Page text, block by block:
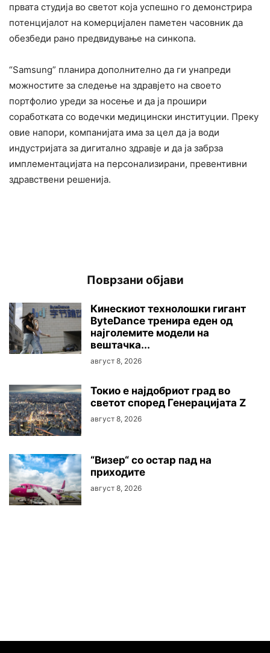
првата студија во светот која успешно го демонстрира
потенцијалот на комерцијален паметен часовник да
обезбеди рано предвидување на синкопа.
“Samsung” планира дополнително да ги унапреди
можностите за следење на здравјето на своето
портфолио уреди за носење и да ја прошири
соработката со водечки медицински институции. Преку
овие напори, компанијата има за цел да ја води
индустријата за дигитално здравје и да ја забрза
имплементацијата на персонализирани, превентивни
здравствени решенија.
Поврзани објави
Кинескиот технолошки гигант
ByteDance тренира еден од
најголемите модели на
вештачка...
август 8, 2026
Токио е најдобриот град во
светот според Генерацијата Z
август 8, 2026
“Визер“ со остар пад на
приходите
август 8, 2026